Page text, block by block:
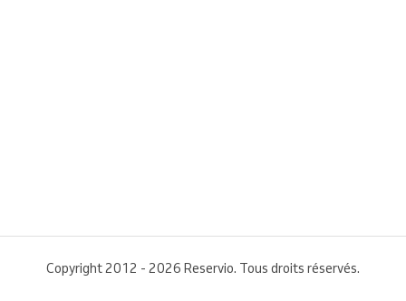
Copyright 2012 - 2026 Reservio. Tous droits réservés.